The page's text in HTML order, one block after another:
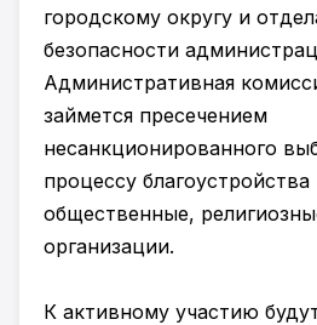
городскому округу и
безопасности
Административная
займется пресечением
несанкционированного
процессу
общественные,
организации.
К активному участию